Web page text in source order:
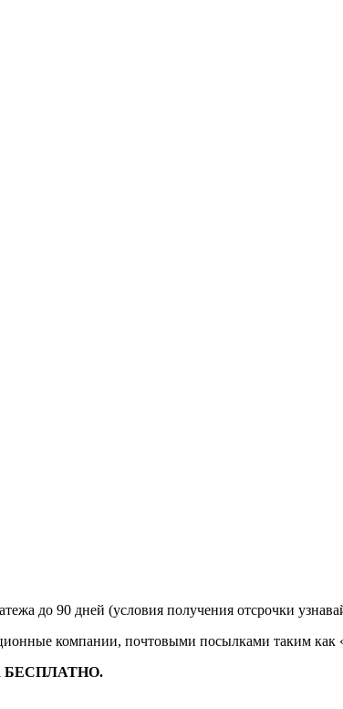
до 90 дней (условия получения отсрочки
компании, почтовыми посылками таким
БЕСПЛАТНО.